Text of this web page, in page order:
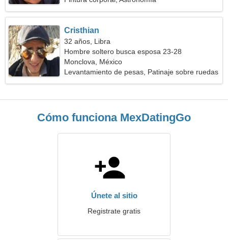
Cristhian
32 años, Libra
Hombre soltero busca esposa 23-28
Monclova, México
Levantamiento de pesas, Patinaje sobre ruedas
Cómo funciona MexDatingGo
Únete al sitio
Registrate gratis